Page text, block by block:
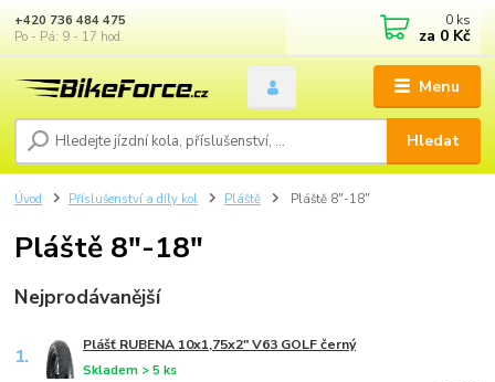
Menu
Hledat
+420 736 484 475
Po - Pá: 9 - 17 hod.
0 ks
za 0 Kč
Úvod Příslušenství a díly kol Pláště Pláště 8"-18"
Pláště 8"-18"
Nejprodávanější
1. Plášť RUBENA 10x1,75x2" V63 GOLF černý
Skladem > 5 ks